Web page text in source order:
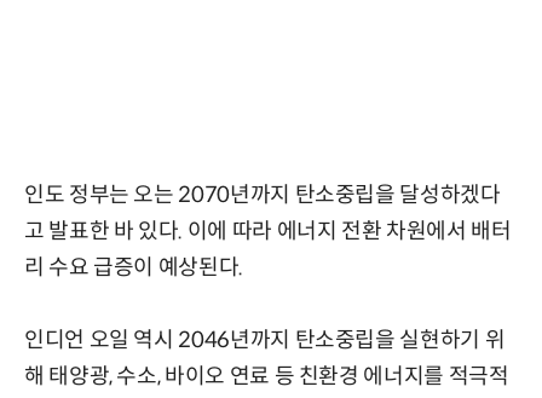
인도 정부는 오는 2070년까지 탄소중립을 달성하겠다
고 발표한 바 있다. 이에 따라 에너지 전환 차원에서 배터
리 수요 급증이 예상된다.
인디언 오일 역시 2046년까지 탄소중립을 실현하기 위
해 태양광, 수소, 바이오 연료 등 친환경 에너지를 적극적